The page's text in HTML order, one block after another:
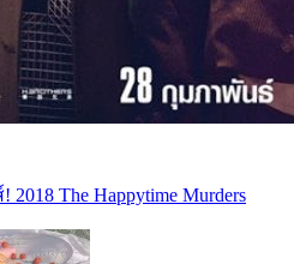
The Happytime Murders